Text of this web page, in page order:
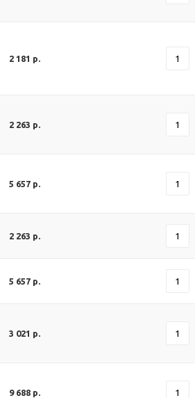
2 181 р.
2 263 р.
5 657 р.
2 263 р.
5 657 р.
3 021 р.
9 688 р.